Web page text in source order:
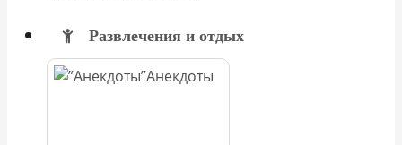
Развлечения и отдых
Анекдоты